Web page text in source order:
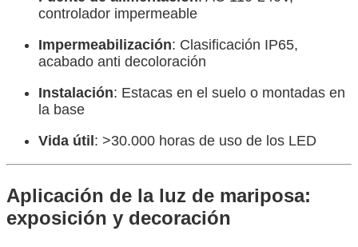
controlador impermeable
Impermeabilización: Clasificación IP65,
acabado anti decoloración
Instalación: Estacas en el suelo o montadas en
la base
Vida útil: >30.000 horas de uso de los LED
Aplicación de la luz de mariposa:
exposición y decoración